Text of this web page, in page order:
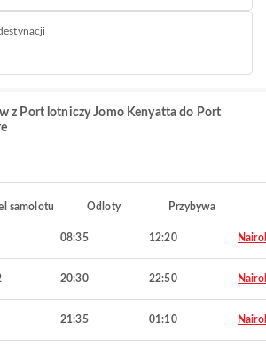
z Port lotniczy Jomo Kenyatta do Port
samolotu Odloty Przybywa
08:35 12:20
20:30 22:50
21:35 01:10